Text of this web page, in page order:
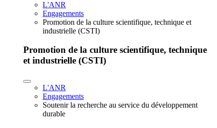
L'ANR
Engagements
Promotion de la culture scientifique, technique et
industrielle (CSTI)
Promotion de la culture scientifique, technique
et industrielle (CSTI)
L'ANR
Engagements
Soutenir la recherche au service du développement
durable